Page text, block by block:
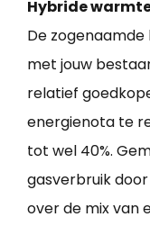
Hybride
De
met jouw
relatief
energienota te
tot wel 40%.
gasverbruik
over de mix van